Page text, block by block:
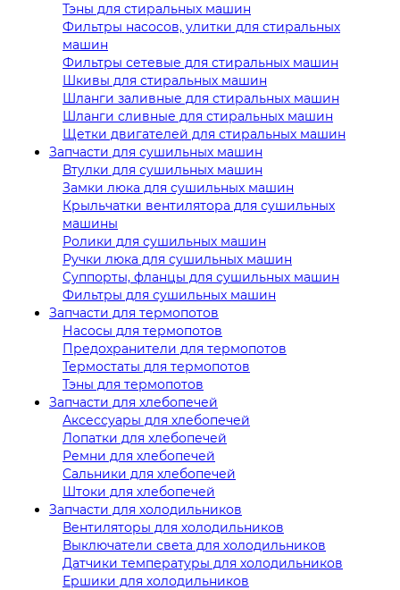
Тэны для стиральных машин
Фильтры насосов, улитки для стиральных
машин
Фильтры сетевые для стиральных машин
Шкивы для стиральных машин
Шланги заливные для стиральных машин
Шланги сливные для стиральных машин
Щетки двигателей для стиральных машин
Запчасти для сушильных машин
Втулки для сушильных машин
Замки люка для сушильных машин
Крыльчатки вентилятора для сушильных
машины
Ролики для сушильных машин
Ручки люка для сушильных машин
Суппорты, фланцы для сушильных машин
Фильтры для сушильных машин
Запчасти для термопотов
Насосы для термопотов
Предохранители для термопотов
Термостаты для термопотов
Тэны для термопотов
Запчасти для хлебопечей
Аксессуары для хлебопечей
Лопатки для хлебопечей
Ремни для хлебопечей
Сальники для хлебопечей
Штоки для хлебопечей
Запчасти для холодильников
Вентиляторы для холодильников
Выключатели света для холодильников
Датчики температуры для холодильников
Ершики для холодильников